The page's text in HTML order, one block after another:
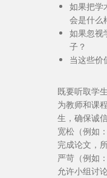
如果把学
会是什么
如果忽视
子？
当这些价
既要听取学
为教师和课
生，确保诚
宽松（例如
完成论文，
严苛（例如
允许小组讨